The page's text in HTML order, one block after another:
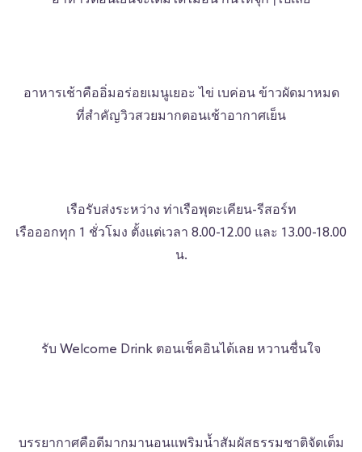
อาหารเช้าคืออิ่มอร่อยเมนูเยอะ ไข่ เบค่อน ข้าวผัดมาหมด
ที่สำคัญวิวสวยมากตอนเช้าอากาศเย็น
เรือรับส่งระหว่าง ท่าเรือพุตะเคียน-รีสอร์ท
เรือออกทุก 1 ชั่วโมง ตั้งแต่เวลา 8.00-12.00 และ 13.00-18.00
น.
รับ Welcome Drink ตอนเช็คอินได้เลย หวานชื่นใจ
บรรยากาศคือดีมากมานอนแพริมน้ำสัมผัสธรรมชาติจัดเต็ม